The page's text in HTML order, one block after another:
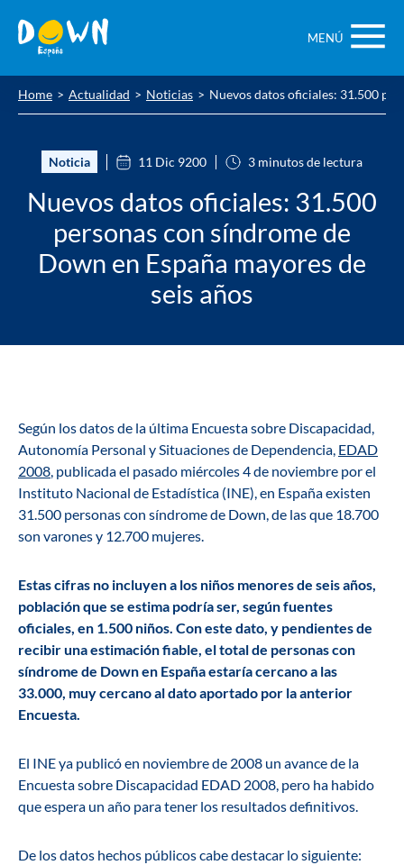
contenido
MENÚ
Home Actualidad Noticias Nuevos datos oficiales: 31.500
Noticia 11 Dic 9200 3 minutos de lectura
Nuevos datos oficiales: 31.500
personas con síndrome de
Down en España mayores de
seis años
Según los datos de la última Encuesta sobre Discapacidad,
Autonomía Personal y Situaciones de Dependencia, EDAD
2008, publicada el pasado miércoles 4 de noviembre por el
Instituto Nacional de Estadística (INE), en España existen
31.500 personas con síndrome de Down, de las que 18.700
son varones y 12.700 mujeres.
Estas cifras no incluyen a los niños menores de seis años,
población que se estima podría ser, según fuentes
oficiales, en 1.500 niños. Con este dato, y pendientes de
recibir una estimación fiable, el total de personas con
síndrome de Down en España estaría cercano a las
33.000, muy cercano al dato aportado por la anterior
Encuesta.
El INE ya publicó en noviembre de 2008 un avance de la
Encuesta sobre Discapacidad EDAD 2008, pero ha habido
que espera un año para tener los resultados definitivos.
De los datos hechos públicos cabe destacar lo siguiente: